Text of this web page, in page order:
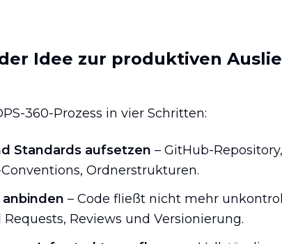
der Idee zur produktiven
360-Prozess in vier Schritten:
Standards aufsetzen – GitHub-
Ordnerstrukturen.
– Code fließt nicht mehr
Reviews und Versionierung.